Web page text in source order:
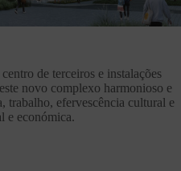
de terceiros e instalações
novo complexo harmonioso e
trabalho, efervescência cultural e
e económica.